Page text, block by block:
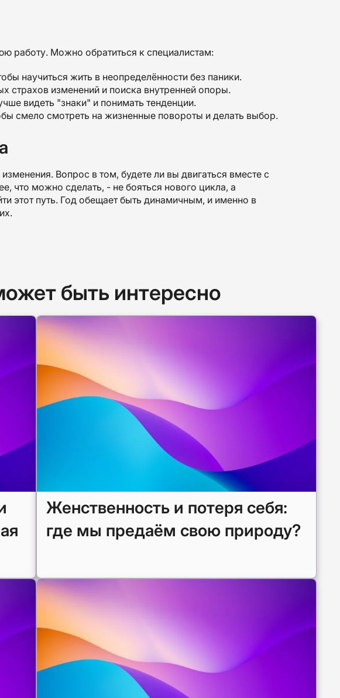
работу. Можно обратиться к специалистам:
научиться жить в неопределённости без паники.
страхов изменений и поиска внутренней опоры.
видеть "знаки" и понимать тенденции.
смело смотреть на жизненные повороты и делать выбор.
Вопрос в том, будете ли вы двигаться вместе с
что можно сделать, - не бояться нового цикла, а
этот путь. Год обещает быть динамичным, и именно в
быть интересно
Женственность и потеря себя:
где мы предаём свою природу?